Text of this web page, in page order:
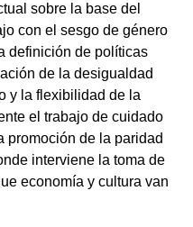
sobre la base del
con el sesgo de género
definición de políticas
de la desigualdad
y la flexibilidad de la
el trabajo de cuidado
promoción de la paridad
interviene la toma de
economía y cultura van